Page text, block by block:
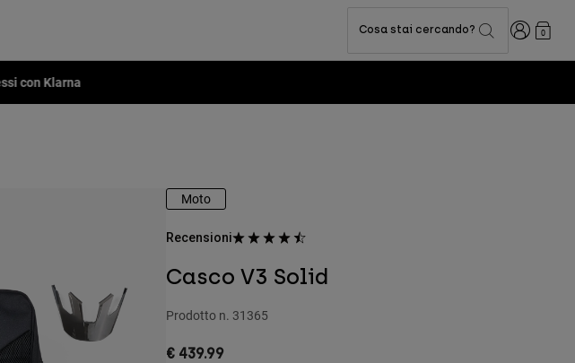
Cosa stai cercando? Accedi0
-Scopri
Moto
Recensioni
Casco V3 Solid
Prodotto n. 31365
€ 439.99